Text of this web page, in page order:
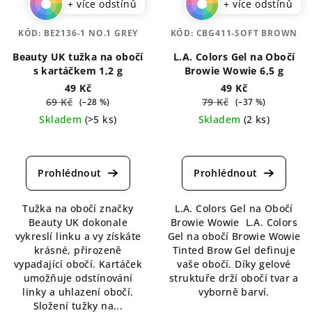
+ více odstínů
Beauty UK tužka na obočí
s kartáčkem 1,2 g
49 Kč
69 Kč (–28 %)
Skladem (>5 ks)
hodnocení
produktu
z
5
hvězdiček.
Tužka na obočí značky
Beauty UK dokonale
vykreslí linku a vy získáte
krásné, přirozeně
vypadající obočí. Kartáček
umožňuje odstínování
linky a uhlazení obočí.
Složení tužky na...
KÓD: BE2136-1 NO.1 GREY
+ více odstínů
L.A. Colors Gel na Obočí
Browie Wowie 6,5 g
49 Kč
79 Kč (–37 %)
Skladem (2 ks)
hodnocení
produktu
z
5
hvězdiček.
L.A. Colors Gel na Obočí
Browie Wowie L.A. Colors
Gel na obočí Browie Wowie
Tinted Brow Gel definuje
vaše obočí. Díky gelové
struktuře drží obočí tvar a
vyborně barví.
KÓD: CBG411-SOFT BROWN